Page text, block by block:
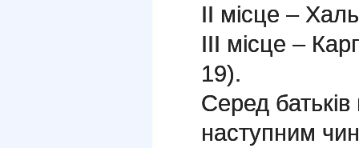
ІІ місце –
ІІІ місце –
19).
Серед
наступним